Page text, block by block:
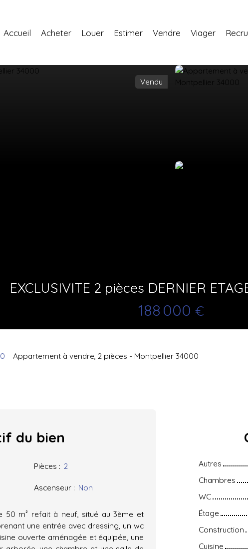
Accueil Acheter Louer Estimer Vendre Viager
Vendu
EXCLUSIVITE 2 pièces DERNIER
188 000 €
Appartement à vendre, 2 pièces - Montpellier 34000
du bien
Pièces : 2
Ascenseur : Non
50 m² refait à neuf, situé au 3ème et
une entrée avec dressing, un wc
ouverte aménagée et équipée, une
Autres
Chambres
WC
Étage
Construction
Cuisine